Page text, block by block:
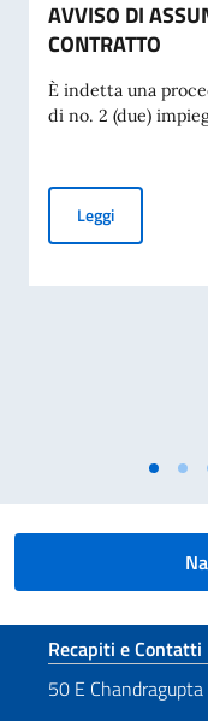
AVVISO DI
CONTRATTO
È indetta una
di no. 2 (due)
LeggiAVVISO DI
Sezione
Recapiti e Contatti
50 E